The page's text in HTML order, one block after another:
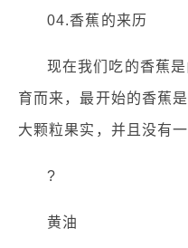
04.香蕉的来历
现在我们吃的香蕉
育而来，最开始的香蕉
大颗粒果实，并且没有一
?
黄油